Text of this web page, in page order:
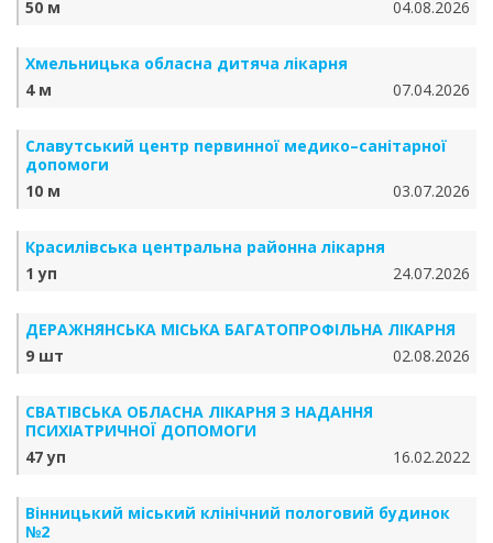
50 м 04.08.2026
Хмельницька обласна дитяча лікарня
4 м
07.04.2026
Славутський центр первинної медико–санітарної
допомоги
10 м
03.07.2026
Красилівська центральна районна лікарня
1 уп
24.07.2026
ДЕРАЖНЯНСЬКА МІСЬКА БАГАТОПРОФІЛЬНА ЛІКАРНЯ
9 шт
02.08.2026
СВАТІВСЬКА ОБЛАСНА ЛІКАРНЯ З НАДАННЯ
ПСИХІАТРИЧНОЇ ДОПОМОГИ
47 уп
16.02.2022
Вінницький міський клінічний пологовий будинок
№2